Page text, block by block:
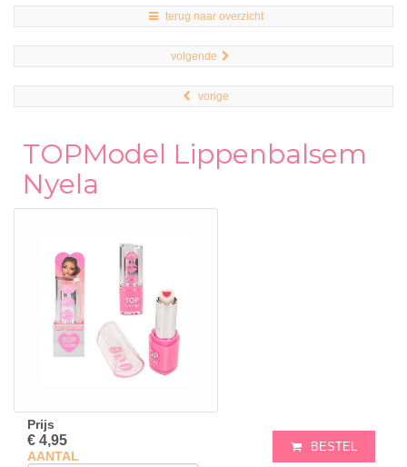
terug naar overzicht
volgende
vorige
TOPModel Lippenbalsem
Nyela
Prijs
€ 4,95
AANTAL
BESTEL